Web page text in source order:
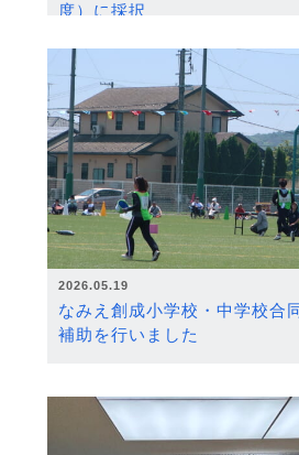
度）に採択
2026.05.19
なみえ創成小学校・中学校合
補助を行いました